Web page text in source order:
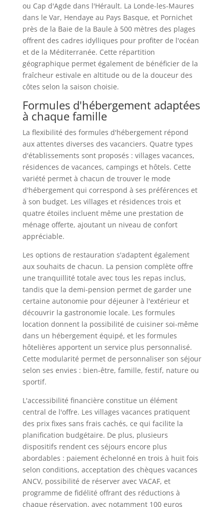
ou Cap d'Agde dans l'Hérault. La Londe-les-Maures
dans le Var, Hendaye au Pays Basque, et Pornichet
près de la Baie de la Baule à 500 mètres des plages
offrent des cadres idylliques pour profiter de l'océan
et de la Méditerranée. Cette répartition
géographique permet également de bénéficier de la
fraîcheur estivale en altitude ou de la douceur des
côtes selon la saison choisie.
Formules d'hébergement adaptées
à chaque famille
La flexibilité des formules d'hébergement répond
aux attentes diverses des vacanciers. Quatre types
d'établissements sont proposés : villages vacances,
résidences de vacances, campings et hôtels. Cette
variété permet à chacun de trouver le mode
d'hébergement qui correspond à ses préférences et
à son budget. Les villages et résidences trois et
quatre étoiles incluent même une prestation de
ménage offerte, ajoutant un niveau de confort
appréciable.
Les options de restauration s'adaptent également
aux souhaits de chacun. La pension complète offre
une tranquillité totale avec tous les repas inclus,
tandis que la demi-pension permet de garder une
certaine autonomie pour déjeuner à l'extérieur et
découvrir la gastronomie locale. Les formules
location donnent la possibilité de cuisiner soi-même
dans un hébergement équipé, et les formules
hôtelières apportent un service plus personnalisé.
Cette modularité permet de personnaliser son séjour
selon ses envies : bien-être, famille, festif, nature ou
sportif.
L'accessibilité financière constitue un élément
central de l'offre. Les villages vacances pratiquent
des prix fixes sans frais cachés, ce qui facilite la
planification budgétaire. De plus, plusieurs
dispositifs rendent ces séjours encore plus
abordables : paiement échelonné en trois à huit fois
selon conditions, acceptation des chèques vacances
ANCV, possibilité de réserver avec VACAF, et
programme de fidélité offrant des réductions à
chaque réservation, avec notamment 100 euros